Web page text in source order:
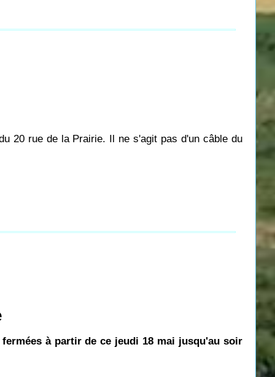
20 rue de la Prairie. Il ne s'agit pas d'un câble du
à partir de ce jeudi 18 mai jusqu'au soir